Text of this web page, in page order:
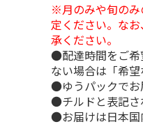
※月のみや旬のみ
定ください。な
承ください。
●配達時間をご希
ない場合は「希望
●ゆうパックでお
●チルドと表記さ
●お届けは日本国